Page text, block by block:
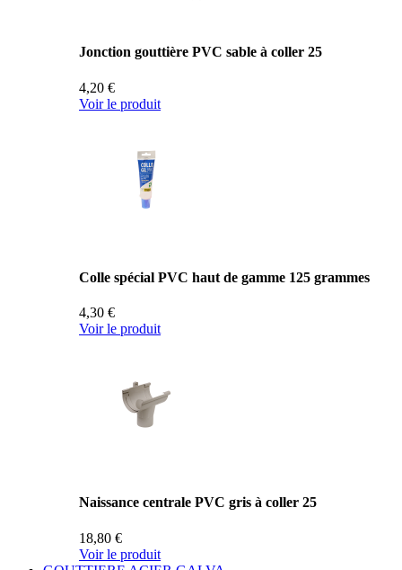
Jonction gouttière PVC sable à coller 25
4,20 €
Voir le produit
Colle spécial PVC haut de gamme 125 grammes
4,30 €
Voir le produit
Naissance centrale PVC gris à coller 25
18,80 €
Voir le produit